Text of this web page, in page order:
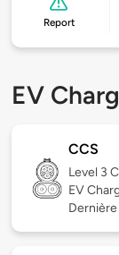
Report
EV
CCS
Level 3
EV